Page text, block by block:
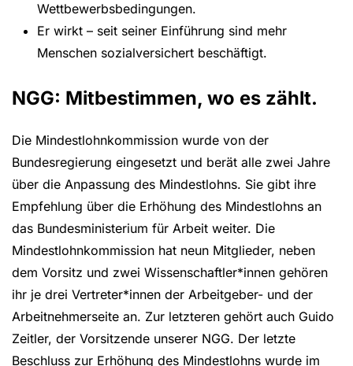
Wettbewerbsbedingungen.
Er wirkt – seit seiner Einführung sind mehr
Menschen sozialversichert beschäftigt.
NGG: Mitbestimmen, wo es zählt.
Die Mindestlohnkommission wurde von der
Bundesregierung eingesetzt und berät alle zwei Jahre
über die Anpassung des Mindestlohns. Sie gibt ihre
Empfehlung über die Erhöhung des Mindestlohns an
das Bundesministerium für Arbeit weiter. Die
Mindestlohnkommission hat neun Mitglieder, neben
dem Vorsitz und zwei Wissenschaftler*innen gehören
ihr je drei Vertreter*innen der Arbeitgeber- und der
Arbeitnehmerseite an. Zur letzteren gehört auch Guido
Zeitler, der Vorsitzende unserer NGG. Der letzte
Beschluss zur Erhöhung des Mindestlohns wurde im